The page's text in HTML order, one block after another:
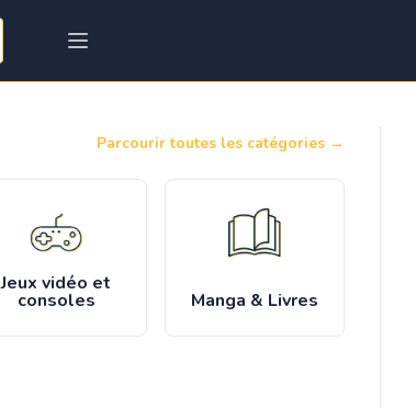
Parcourir toutes les catégories →
Jeux vidéo et
consoles Manga & Livres